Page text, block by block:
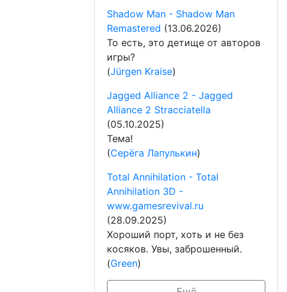
Shadow Man - Shadow Man
Remastered (13.06.2026)
То есть, это детище от авторов
игры?
(Jürgen Kraise)
Jagged Alliance 2 - Jagged
Alliance 2 Stracciatella
(05.10.2025)
Тема!
(Серёга Лапулькин)
Total Annihilation - Total
Annihilation 3D -
www.gamesrevival.ru
(28.09.2025)
Хороший порт, хоть и не без
косяков. Увы, заброшенный.
(Green)